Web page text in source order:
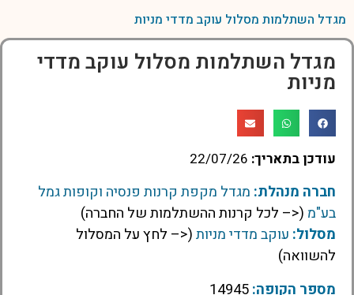
מגדל השתלמות מסלול עוקב מדדי מניות
מגדל השתלמות מסלול עוקב מדדי
מניות
עודכן בתאריך: 22/07/26
חברה מנהלת: מגדל מקפת קרנות פנסיה וקופות גמל
בע"מ (<– לכל קרנות ההשתלמות של החברה)
מסלול: עוקב מדדי מניות(<– לחץ על המסלול
להשוואה)
מספר הקופה: